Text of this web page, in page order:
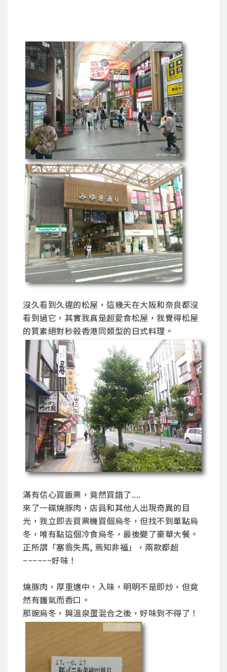
沒久看到久違的松屋，這幾天在大阪和奈良都沒
看到過它，其實我真是超愛食松屋，我覺得松屋
的質素絕對秒殺香港同類型的日式料理。
滿有信心買飯票，竟然買錯了....
來了一碟燒豚肉，店員和其他人出現奇異的目
光，我立即去買票機買個烏冬，但找不到單點烏
冬，唯有點這個冷食烏冬，最後變了豪華大餐。
正所謂「塞翁失馬, 焉知非福」，兩款都超
~~~~~~好味！
燒豚肉，厚重適中，入味，明明不是即炒，但竟
然有鑊氣而香口。
那豌烏冬，與溫泉蛋混合之後，好味到不得了！